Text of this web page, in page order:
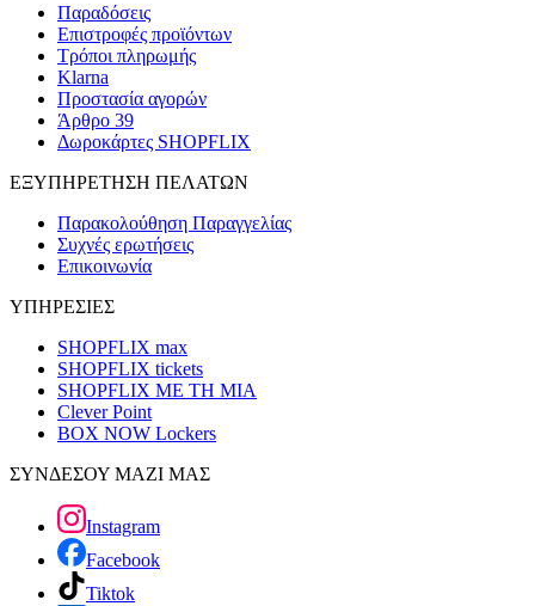
Παραδόσεις
Επιστροφές προϊόντων
Τρόποι πληρωμής
Klarna
Προστασία αγορών
Άρθρο 39
Δωροκάρτες SHOPFLIX
ΕΞΥΠΗΡΕΤΗΣΗ ΠΕΛΑΤΩΝ
Παρακολούθηση Παραγγελίας
Συχνές ερωτήσεις
Επικοινωνία
ΥΠΗΡΕΣΙΕΣ
SHOPFLIX max
SHOPFLIX tickets
SHOPFLIX ΜΕ ΤΗ ΜΙΑ
Clever Point
BOX NOW Lockers
ΣΥΝΔΕΣΟΥ ΜΑΖΙ ΜΑΣ
Instagram
Facebook
Tiktok